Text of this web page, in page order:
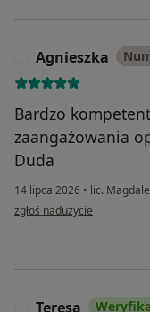
Agnieszka
Bardzo
zaangażowania
Duda
14 lipca 2026 • lic.
w opinii użytkownika
zgłoś nadużycie
Teresa